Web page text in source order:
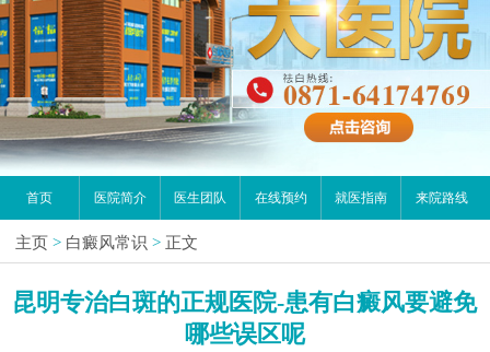
首页 医院简介 医生团队 在线预约 就医指南 来院路线
主页 > 白癜风常识 > 正文
昆明专治白斑的正规医院-患有白癜风要避免
哪些误区呢